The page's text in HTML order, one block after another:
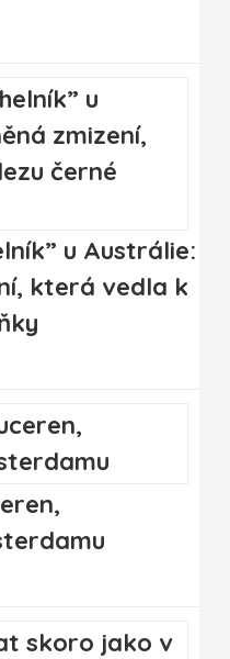
u Austrálie:
která vedla k